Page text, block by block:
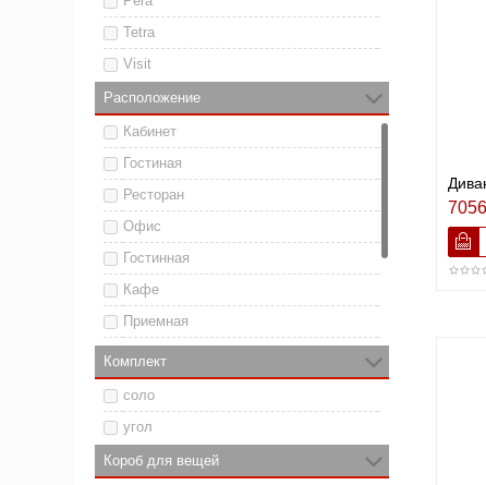
Tetra
Visit
Расположение
Кабинет
Гостиная
Ресторан
Офис
Гостинная
Кафе
Приемная
Кухня
Вестибюль
Прихожая
Комплект
соло
угол
Короб для вещей